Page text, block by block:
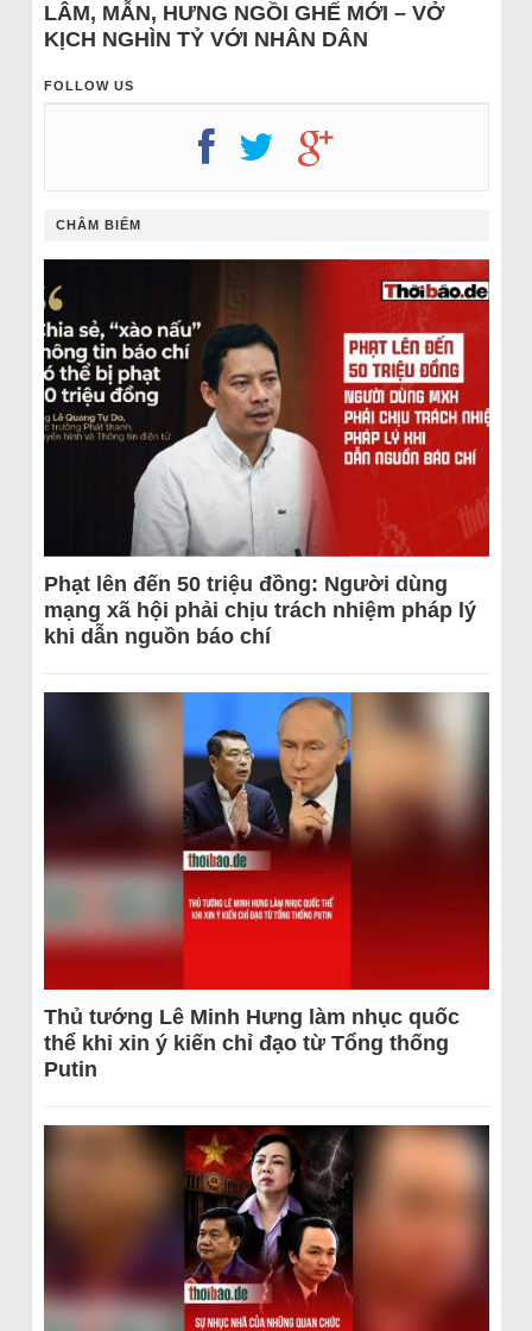
LÂM, MẪN, HƯNG NGỒI GHẾ MỚI – VỞ
KỊCH NGHÌN TỶ VỚI NHÂN DÂN
FOLLOW US
CHÂM BIẾM
Phạt lên đến 50 triệu đồng: Người dùng
mạng xã hội phải chịu trách nhiệm pháp lý
khi dẫn nguồn báo chí
Thủ tướng Lê Minh Hưng làm nhục quốc
thể khi xin ý kiến chỉ đạo từ Tổng thống
Putin